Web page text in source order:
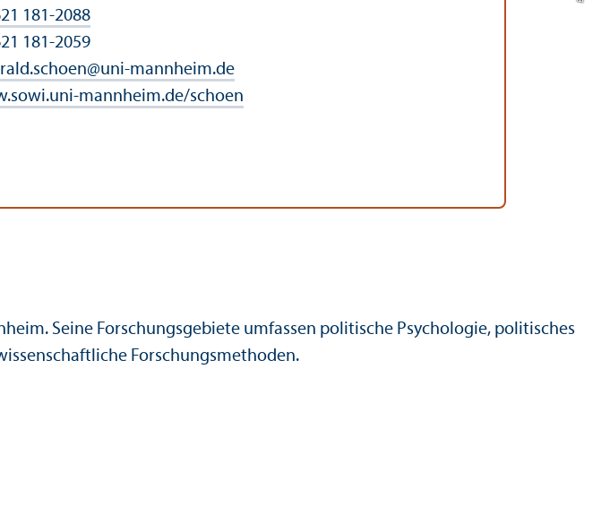
181-2088
181-2059
@uni-mannheim.de
mannheim.de/schoen
Seine Forschungs­gebiete umfassen politische Psychologie, politisches
Forschungs­methoden.